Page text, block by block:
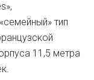
тип
11,5 метра